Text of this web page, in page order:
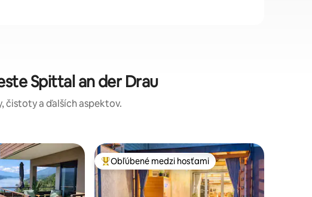
Spittal an der Drau
čistoty a ďalších aspektov.
Najobľúbenejšie medzi hosťami
Obľúbené medzi hosťami